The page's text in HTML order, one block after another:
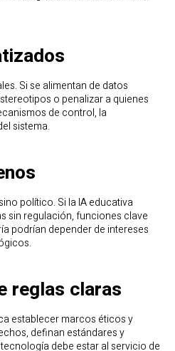
Si se alimentan de datos
o penalizar a quienes
de control, la
sistema.
político. Si la IA educativa
sin regulación, funciones clave
podrían depender de intereses
reglas claras
establecer marcos éticos y
definan estándares y
debe estar al servicio de